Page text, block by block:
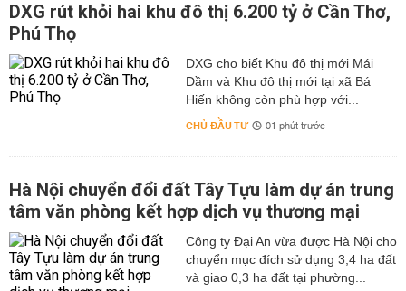
DXG rút khỏi hai khu đô thị 6.200 tỷ ở Cần Thơ,
Phú Thọ
DXG cho biết Khu đô thị mới Mái
Dầm và Khu đô thị mới tại xã Bá
Hiến không còn phù hợp với...
CHỦ ĐẦU TƯ 01 phút trước
Hà Nội chuyển đổi đất Tây Tựu làm dự án trung
tâm văn phòng kết hợp dịch vụ thương mại
Công ty Đại An vừa được Hà Nội cho
chuyển mục đích sử dụng 3,4 ha đất
và giao 0,3 ha đất tại phường...